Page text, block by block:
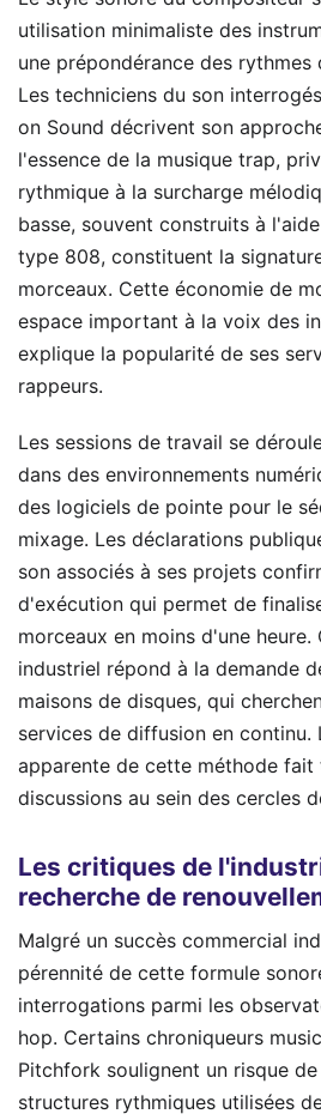
utilisation minimaliste des
une prépondérance des
Les techniciens du son
on Sound décrivent son
l'essence de la musique trap,
rythmique à la surcharge
basse, souvent construits à
type 808, constituent la
morceaux. Cette économie de
espace important à la voix des
explique la popularité de ses
rappeurs.
Les sessions de travail se
dans des environnements
des logiciels de pointe pour le
mixage. Les déclarations
son associés à ses projets
d'exécution qui permet de
morceaux en moins d'une heure.
industriel répond à la demande
maisons de disques, qui
services de diffusion en continu.
apparente de cette méthode
discussions au sein des cercles
Les critiques de
recherche de
Malgré un succès commercial
pérennité de cette formule
interrogations parmi les
hop. Certains chroniqueurs
Pitchfork soulignent un risque
structures rythmiques utilisées